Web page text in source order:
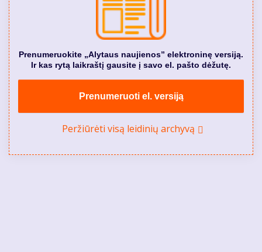
Prenumeruokite „Alytaus naujienos” elektroninę versiją.
Ir kas rytą laikraštį gausite į savo el. pašto dėžutę.
Prenumeruoti el. versiją
Peržiūrėti visą leidinių archyvą